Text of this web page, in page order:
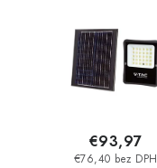
€76,40 bez DPH
€93,97